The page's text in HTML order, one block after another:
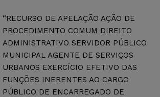
“RECURSO DE APELAÇÃO AÇÃO DE
PROCEDIMENTO COMUM DIREITO
ADMINISTRATIVO SERVIDOR PÚBLICO
MUNICIPAL AGENTE DE SERVIÇOS
URBANOS EXERCÍCIO EFETIVO DAS
FUNÇÕES INERENTES AO CARGO
PÚBLICO DE ENCARREGADO DE